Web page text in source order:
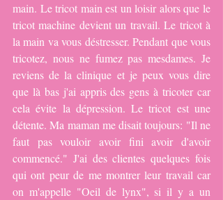
main. Le tricot main est un loisir alors que le
tricot machine devient un travail. Le tricot à
la main va vous déstresser. Pendant que vous
tricotez, nous ne fumez pas mesdames. Je
reviens de la clinique et je peux vous dire
que là bas j'ai appris des gens à tricoter car
cela évite la dépression. Le tricot est une
détente. Ma maman me disait toujours: "Il ne
faut pas vouloir avoir fini avoir d'avoir
commencé." J'ai des clientes quelques fois
qui ont peur de me montrer leur travail car
on m'appelle "Oeil de lynx", si il y a un